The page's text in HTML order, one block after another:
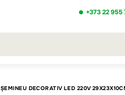
+373 22 955
ȘEMINEU DECORATIV LED 220V